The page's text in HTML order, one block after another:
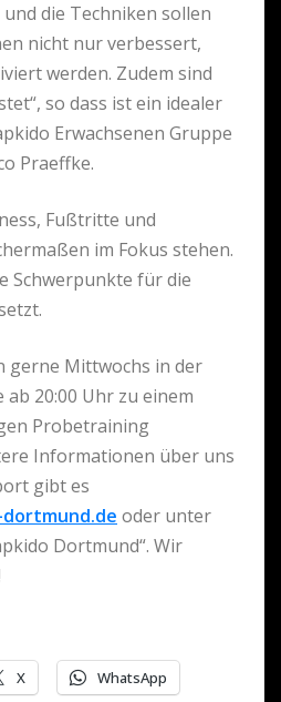
die Techniken sollen
nicht nur verbessert,
werden. Zudem sind
so dass ist ein idealer
Erwachsenen Gruppe
Praeffke.
Fußtritte und
im Fokus stehen.
Schwerpunkte für die
gerne Mittwochs in der
20:00 Uhr zu einem
Probetraining
Informationen über uns
gibt es
oder unter
Dortmund“. Wir
X WhatsApp